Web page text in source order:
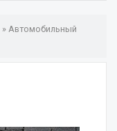
» Автомобильный